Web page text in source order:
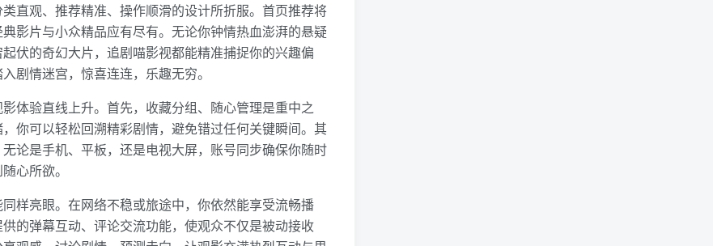
直观、推荐精准、操作顺滑的设计所折服。首页推荐将
影片与小众精品应有尽有。无论你钟情热血澎湃的悬疑
伏的奇幻大片，追剧喵影视都能精准捕捉你的兴趣偏
剧情迷宫，惊喜连连，乐趣无穷。
体验直线上升。首先，收藏分组、随心管理是重中之
你可以轻松回溯精彩剧情，避免错过任何关键瞬间。其
论是手机、平板，还是电视大屏，账号同步确保你随时
心所欲。
样亮眼。在网络不稳或旅途中，你依然能享受流畅播
的弹幕互动、评论交流功能，使观众不仅是被动接收